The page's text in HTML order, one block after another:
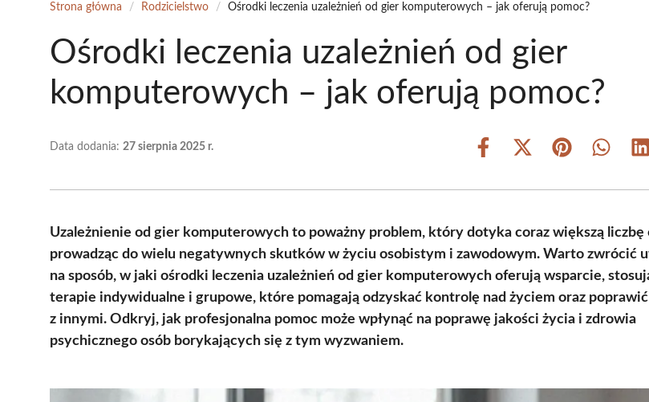
Strona główna / Rodzicielstwo / Ośrodki leczenia uzależnień od gier komputerowych – jak oferują pomoc?
Ośrodki leczenia uzależnień od gier
komputerowych – jak oferują pomoc?
Data dodania: 27 sierpnia 2025 r.
Share
Share
(Twitter)
Share Share
Uzależnienie od gier komputerowych to poważny problem, który dotyka coraz większą liczbę
prowadząc do wielu negatywnych skutków w życiu osobistym i zawodowym. Warto zwrócić
na sposób, w jaki ośrodki leczenia uzależnień od gier komputerowych oferują wsparcie,
terapie indywidualne i grupowe, które pomagają odzyskać kontrolę nad życiem oraz
z innymi. Odkryj, jak profesjonalna pomoc może wpłynąć na poprawę jakości życia i zdrowia
psychicznego osób borykających się z tym wyzwaniem.